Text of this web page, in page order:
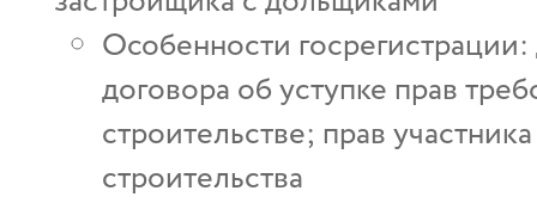
Особенности
договора об уступке прав
строительстве; прав
строительства